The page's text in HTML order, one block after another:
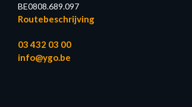
BE0808.689.097
Routebeschrijving
03 432 03 00
info@ygo.be